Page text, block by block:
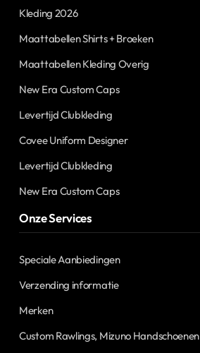
Kleding 2026
Maattabellen Shirts + Broeken
Maattabellen Kleding Overig
New Era Custom Caps
Levertijd Clubkleding
Covee Uniform Designer
Levertijd Clubkleding
New Era Custom Caps
Onze Services
Speciale Aanbiedingen
Verzending informatie
Merken
Custom Rawlings, Mizuno Handschoenen